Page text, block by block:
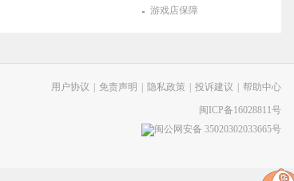
游戏店保障
帮助中心
投诉建议
隐私政策
免责声明
用户协议
闽ICP备16028811号
闽公网安备 35020302033665号